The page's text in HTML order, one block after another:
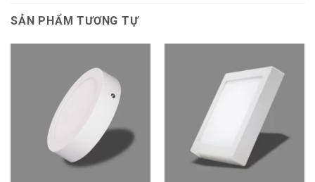
SẢN PHẨM TƯƠNG TỰ